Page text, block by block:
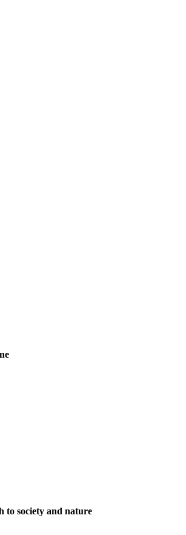
to society and nature